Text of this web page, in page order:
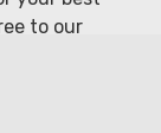
to our